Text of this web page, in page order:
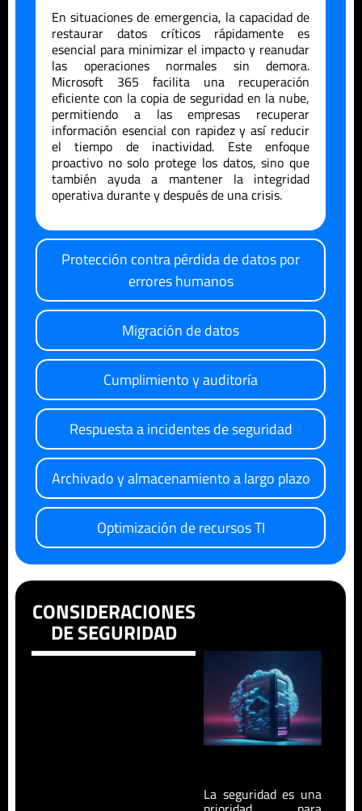
Protección contra pérdida de datos por
errores humanos
Migración de datos
Cumplimiento y auditoría
Respuesta a incidentes de seguridad
Archivado y almacenamiento a largo plazo
Optimización de recursos TI
En situaciones de emergencia, la capacidad de
restaurar datos críticos rápidamente es
esencial para minimizar el impacto y reanudar
las operaciones normales sin demora.
Microsoft 365 facilita una recuperación
eficiente con la copia de seguridad en la nube,
permitiendo a las empresas recuperar
información esencial con rapidez y así reducir
el tiempo de inactividad. Este enfoque
proactivo no solo protege los datos, sino que
también ayuda a mantener la integridad
operativa durante y después de una crisis.
CONSIDERACIONES
DE SEGURIDAD
La seguridad es una